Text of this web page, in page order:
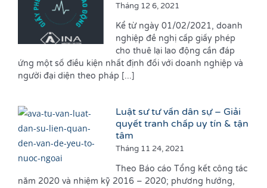
Tháng 12 6, 2021
Kể từ ngày 01/02/2021, doanh
nghiệp đề nghị cấp giấy phép
cho thuê lại lao động cần đáp
ứng một số điều kiện nhất định đối với doanh nghiệp và
người đại diện theo pháp [...]
Luật sư tư vấn dân sự – Giải
quyết tranh chấp uy tín & tận
tâm
Tháng 11 24, 2021
Theo Báo cáo Tổng kết công tác
năm 2020 và nhiệm kỹ 2016 – 2020; phương hướng,